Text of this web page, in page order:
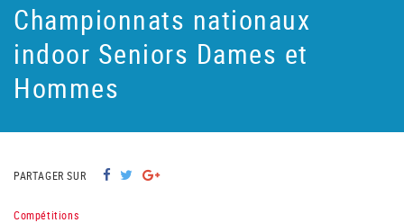
Championnats nationaux
indoor Seniors Dames et
Hommes
PARTAGER SUR
Compétitions